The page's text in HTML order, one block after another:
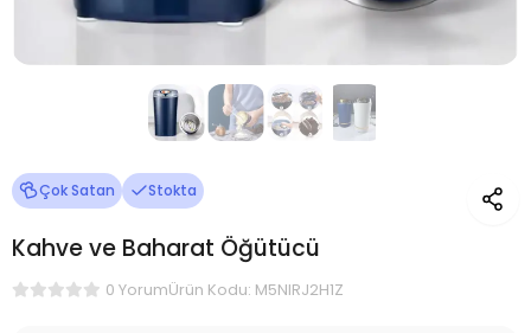
Çok Satan Stokta
Kahve ve Baharat Öğütücü
0 YorumÜrün Kodu: M5NIRJ2H1Z